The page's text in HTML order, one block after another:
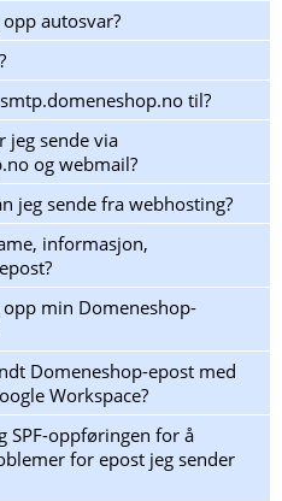
autosvar?
til?
jeg sende via
og webmail?
jeg sende fra webhosting?
informasjon,
min Domeneshop-
Domeneshop-epost med
Workspace?
SPF-oppføringen for å
for epost jeg sender